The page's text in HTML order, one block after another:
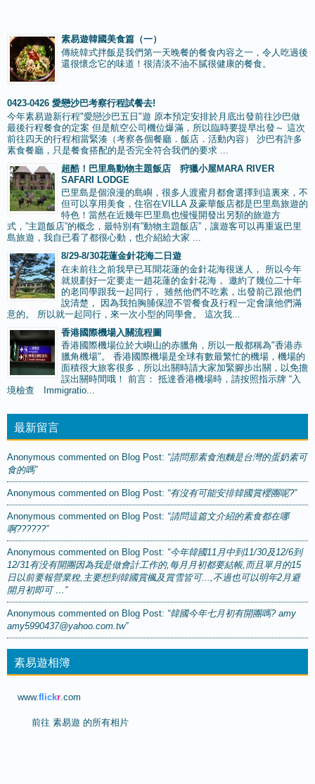
素易遊韓國美食篇（一）
傳統韓式拌飯是我們第一天晚餐的餐食內容之一，令人吃過後
還很懷念它的味道！很清淡不油不膩很健康的餐食。
0423-0426 愛戀沙巴考察行程試餐去!
今年素易遊新行程"愛戀沙巴五日"遊 原本預定安排於月底出發前往沙巴做
最後行程餐食的定案 但是航空公司機位爆滿，所以臨時要提早出發～ 這次
前往四天的行程相當緊湊（考察各個餐廳．飯店．活動內容） 沙巴有許多
素食餐廳，只是餐食搭配的是否完全符合我們的要求 ...
超酷！巴里島動物主題飯店 狩獵小屋MARA RIVER
SAFARI LODGE
巴里島是個浪漫的島嶼，很多人渡蜜月都會選擇到這裏來，不
但可以享用美食，住宿在VILLA 及豪華飯店都是巴里島旅遊的
特色！當然在近幾年巴里島也慢慢開發出另類的旅遊方
式，”主題飯店”的概念，最特別有”動物主題飯店”，讓遊客可以再重返巴里
島旅遊，我自已看了都很心動，也介紹給大家 ...
8/29-8/30花蓮金針花海二日遊
在未前往之前我早已耳聞花蓮的金針花海很迷人， 所以今年
就規劃好一定要走一趙花蓮的金針花海， 邀約了幾位二十年
的老同學跟我一起同行， 雖然他們不吃素，出發前己跟他們
說清楚， 因為我拍胸脯保證不管餐食及行程一定會讓他們滿
意的。 所以就一起同行，來一次小型的同學會。 這次我...
香港國際機場入關流程圖
香港國際機場位於大嶼山的赤臘角，所以一般都稱為"香港赤
臘角機場"。 香港國際機場是全球有數最繁忙的機場，機場的
面積很大旅客很多，所以出關時請大家加緊腳步出關，以免擔
誤出關時間哦！ 前言： 抵達香港機場時，請按照指示牌 “入
境檢查 Immigratio...
最新留言
Anonymous commented on Blog Post: “請問那素食泡麵是台灣的蛋奶素可
食的嗎”
Anonymous commented on Blog Post: “有沒有可能安排韓國賞櫻團呢?”
Anonymous commented on Blog Post: “請問這篇文介紹的素食都在哪
啊??????”
Anonymous commented on Blog Post: “今年韓國11月中到11/30及12/6到
12/31有没有開團因為我是做會計工作的,每月月初都要結帳,而且單月的15
日以前要報營業稅,主要想到韓國賞楓及賞雪皆可...,不過也可以明年2月避
開月初即可 …”
Anonymous commented on Blog Post: “韓國今年七月初有開團嗎? amy
amy5990437@yahoo.com.tw”
素易遊相簿
www.flickr.com
前往 素易遊 的所有相片